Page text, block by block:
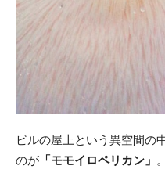
ビルの屋上という異空間の
のが 「モモイロペリカン」 。